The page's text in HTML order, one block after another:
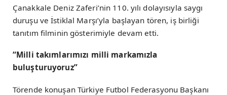
Çanakkale Deniz Zaferi’nin 110. yılı dolayısıyla saygı
duruşu ve İstiklal Marşı’yla başlayan tören, iş birliği
tanıtım filminin gösterimiyle devam etti.
“Milli takımlarımızı milli markamızla
buluşturuyoruz”
Törende konuşan Türkiye Futbol Federasyonu Başkanı